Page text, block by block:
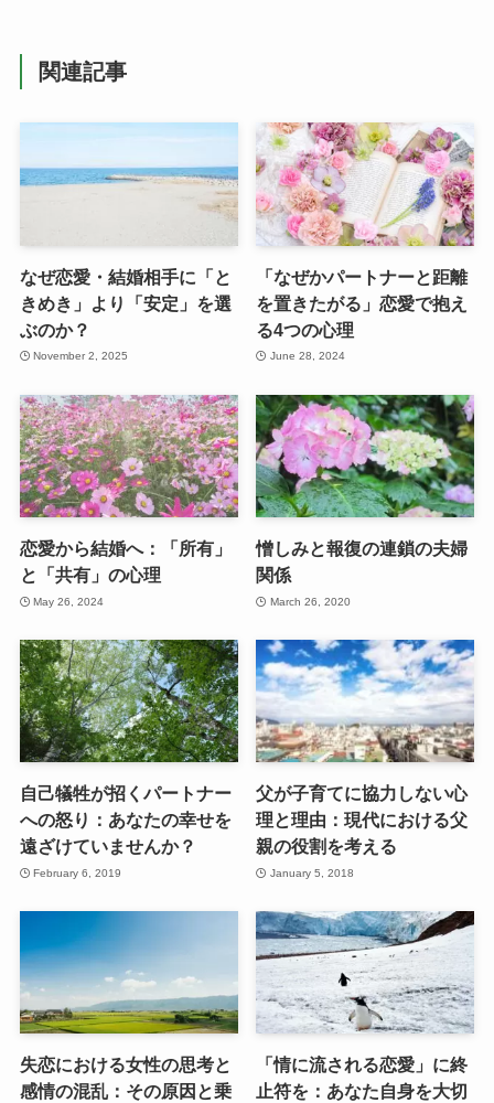
関連記事
なぜ恋愛・結婚相手に「と
きめき」より「安定」を選
ぶのか？
November 2, 2025
「なぜかパートナーと距離
を置きたがる」恋愛で抱え
る4つの心理
June 28, 2024
恋愛から結婚へ：「所有」
と「共有」の心理
May 26, 2024
憎しみと報復の連鎖の夫婦
関係
March 26, 2020
自己犠牲が招くパートナー
への怒り：あなたの幸せを
遠ざけていませんか？
February 6, 2019
父が子育てに協力しない心
理と理由：現代における父
親の役割を考える
January 5, 2018
失恋における女性の思考と
感情の混乱：その原因と乗
「情に流される恋愛」に終
止符を：あなた自身を大切